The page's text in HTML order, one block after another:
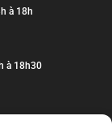
à 18h
à 18h30